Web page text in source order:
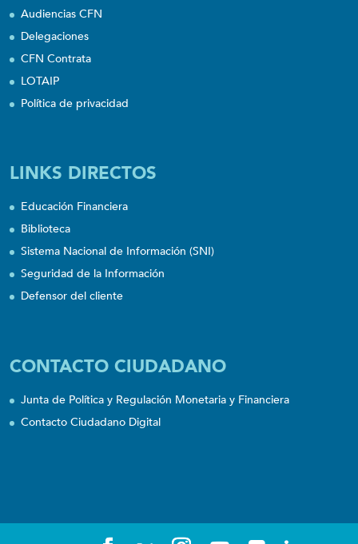
Audiencias CFN
Delegaciones
CFN Contrata
LOTAIP
Política de privacidad
LINKS DIRECTOS
Educación Financiera
Biblioteca
Sistema Nacional de Información (SNI)
Seguridad de la Información
Defensor del cliente
CONTACTO CIUDADANO
Junta de Política y Regulación Monetaria y Financiera
Contacto Ciudadano Digital